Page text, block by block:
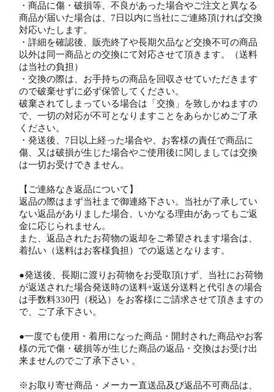
・商品に傷・破損等、不良があった場合やご注文と異なる
商品が届いた場合は、7日以内に当社にご連絡頂ければ交換
対応いたします。
・詳細を確認後、販売終了や長期欠品など交換不可の商品
以外は同一商品との交換にて対応させて頂きます。（送料
は当社の負担）
・交換の際は、お手持ちの商品を回収させていただきます
ので破棄せずに必ず保管してください。
破棄されてしまっている場合は「交換」を致しかねますの
で、一切の対応が不可となりますことをあらかじめご了承
ください。
・発送後、7日以上経った場合や、お客様の責任で商品に
傷、又は破損が生じた場合やご使用後に関しましては交換
は一切お受けできません。
【ご連絡なき返品について】
返品の際はまず当社まで御連絡下さい。当社が了承してい
ない返品がありました場合、いかなる理由があってもご返
金に応じられません。
また、返品されたお荷物の返却をご希望されます場合は、
着払い（送料はお客様負担）での返送となります。
●発送後、長期に渡りお荷物をお受取頂けず、当社にお荷物
が返送された場合発送時の送料+返送分送料と代引きの場合
は手数料330円（税込）をお客様にご請求させて頂きますの
で、ご了承下さい。
●一度でも使用・着用になった商品・開封された商品やお客
様の元で傷・破損等が生じた商品の返品・交換はお受け出
来ませんのでご了承下さい 。
※お取り寄せ商品・メーカー直送品及び返品不可商品は、